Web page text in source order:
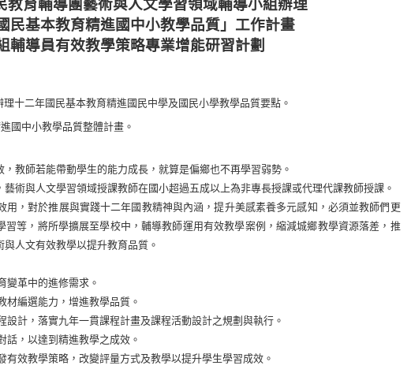
教育輔導團藝術與人文學習領域輔導小組辦理
民基本教育精進國中小教學品質」工作計畫
輔導員有效教學策略專業增能研習計劃
十二年國民基本教育精進國民中學及國民小學教學品質要點。
國中小教學品質整體計畫。
教師若能帶動學生的能力成長，就算是偏鄉也不再學習弱勢。
術與人文學習領域授課教師在國小超過五成以上為非專長授課或代理代課教師授課。
用，對於推展與實踐十二年國教精神與內涵，提升美感素養多元感知，必須並教師們更
習等，將所學擴展至學校中，輔導教師運用有效教學案例，縮減城鄉教學資源落差，推
人文有效教學以提升教育品質。
變革中的進修需求。
材編選能力，增進教學品質。
計，落實九年一貫課程計畫及課程活動設計之規劃與執行。
話，以達到精進教學之成效。
效教學策略，改變評量方式及教學以提升學生學習成效。